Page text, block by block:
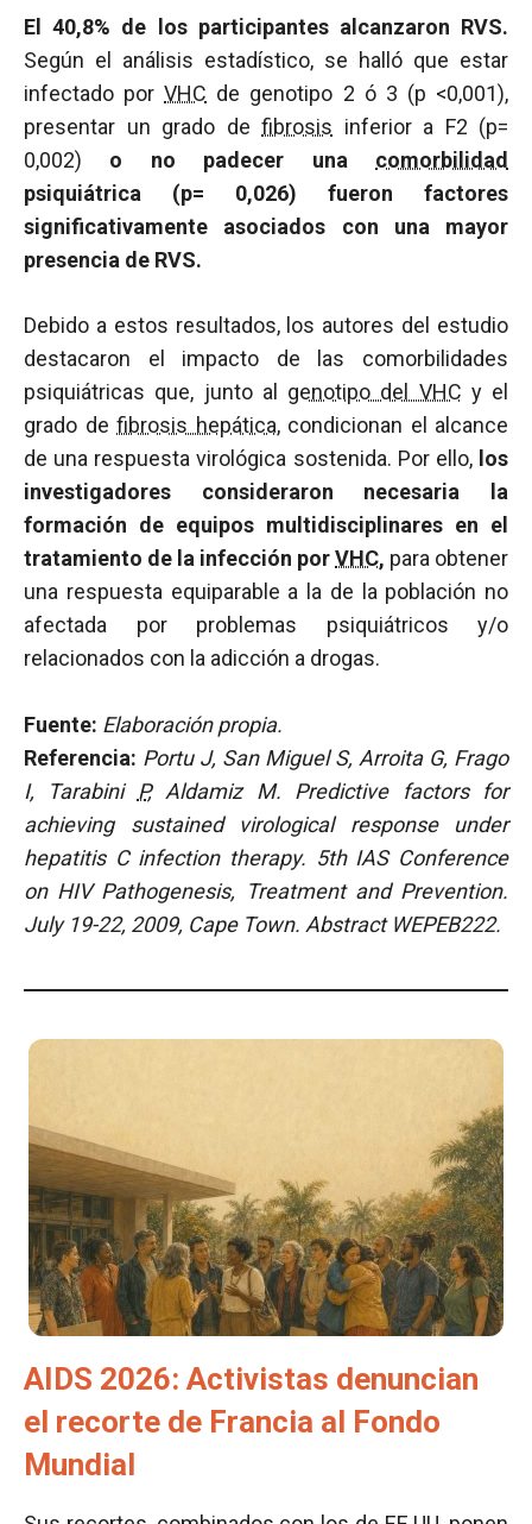
El 40,8% de los participantes alcanzaron RVS.
Según el análisis estadístico, se halló que estar
infectado porVHC de genotipo 2 ó 3 (p <0,001),
presentar un grado de fibrosis inferior a F2 (p=
0,002) o no padecer una comorbilidad
psiquiátrica (p= 0,026) fueron factores
significativamente asociados con una mayor
presencia de RVS.
Debido a estos resultados, los autores del estudio
destacaron el impacto de las comorbilidades
psiquiátricas que, junto al genotipo del VHC y el
grado de fibrosis hepática, condicionan el alcance
de una respuesta virológica sostenida. Por ello, los
investigadores consideraron necesaria la
formación de equipos multidisciplinares en el
tratamiento de la infección porVHC, para obtener
una respuesta equiparable a la de la población no
afectada por problemas psiquiátricos y/o
relacionados con la adicción a drogas.
Fuente: Elaboración propia.
Referencia: Portu J, San Miguel S, Arroita G, Frago
I, Tarabini P, Aldamiz M. Predictive factors for
achieving sustained virological response under
hepatitis C infection therapy. 5th IAS Conference
on HIV Pathogenesis, Treatment and Prevention.
July 19-22, 2009, Cape Town. Abstract WEPEB222.
AIDS 2026: Activistas denuncian
el recorte de Francia al Fondo
Mundial